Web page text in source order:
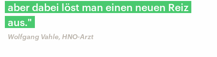
aber dabei löst man einen neuen Reiz
aus."
Wolfgang Vahle, HNO-Arzt